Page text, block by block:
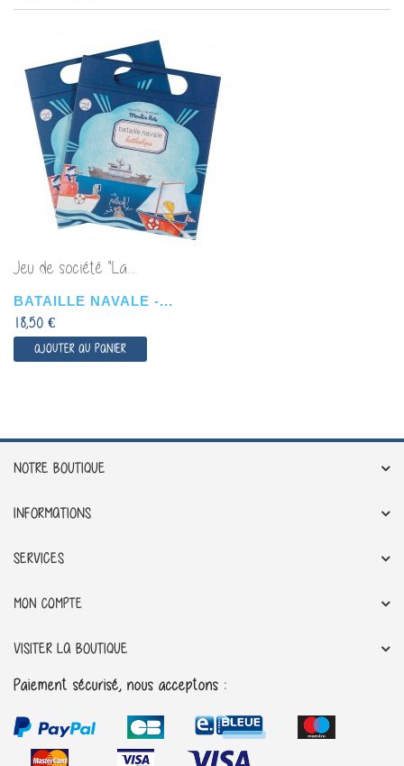
Jeu de société "La...
BATAILLE NAVALE -...
18,50 €
AJOUTER AU PANIER
NOTRE BOUTIQUE
INFORMATIONS
SERVICES
MON COMPTE
VISITER LA BOUTIQUE
Paiement sécurisé, nous acceptons :